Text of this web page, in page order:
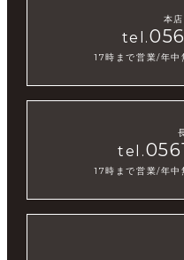
本
tel.
17時まで営業/年中
tel.
17時まで営業/年中